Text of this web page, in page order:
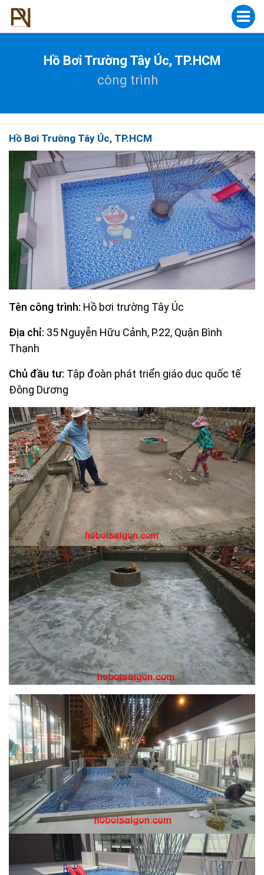
Hồ Bơi Trường Tây Úc, TP.HCM
công trình
Hồ Bơi Trường Tây Úc, TP.HCM
Tên công trình: Hồ bơi trường Tây Úc
Địa chỉ: 35 Nguyễn Hữu Cảnh, P.22, Quận Bình
Thạnh
Chủ đầu tư: Tập đoàn phát triển giáo dục quốc tế
Đông Dương